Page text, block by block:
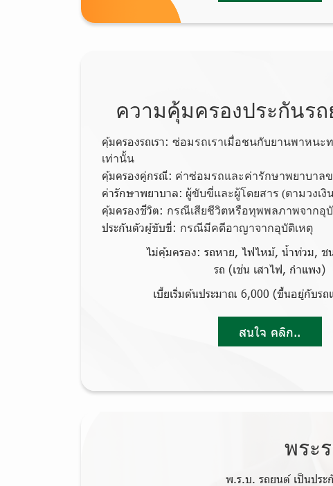
ความคุ้มครองประกันร
คุ้มครองรถเรา: ซ่อมรถเราเมื่อชนกับยานพาหนะ
เท่านั้น
คุ้มครองคู่กรณี: ค่าซ่อมรถและค่ารักษาพยาบาล
ค่ารักษาพยาบาล: ผู้ขับขี่และผู้โดยสาร (ตามวงเ
คุ้มครองชีวิต: กรณีเสียชีวิตหรือทุพพลภาพจากอุ
ประกันตัวผู้ขับขี่: กรณีมีคดีอาญาจากอุบัติเหตุ
ไม่คุ้มครอง: รถหาย, ไฟไหม้, น้ำท่วม, ช
รถ (เช่น เสาไฟ, กำแพง)
เบี้ยเริ่มต้นประมาณ 6,000 (ขึ้นอยู่กับรถ
สนใจ คลิก..
พระ
พ.ร.บ. รถยนต์ เป็นปร